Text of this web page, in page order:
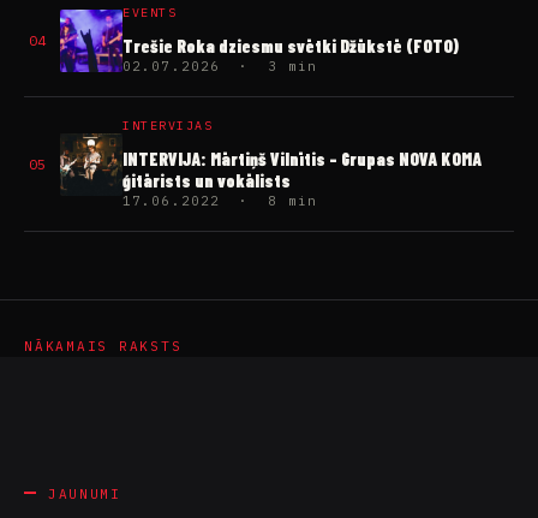
04
EVENTS
Trešie Roka dziesmu svētki Džūkstē (FOTO)
02.07.2026 · 3 min
05
INTERVIJAS
INTERVIJA: Mārtiņš Vilnītis – Grupas NOVA KOMA
ģitārists un vokālists
17.06.2022 · 8 min
NĀKAMAIS RAKSTS
JAUNUMI